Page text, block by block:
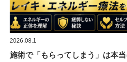
2026.08.1
施術で「もらってしまう」は本